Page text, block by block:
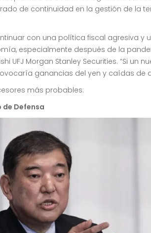
de continuidad en la gestión de la
con una política fiscal agresiva y
especialmente después de la
UFJ Morgan Stanley Securities. “Si un
ganancias del yen y caídas de
más probables:
de Defensa